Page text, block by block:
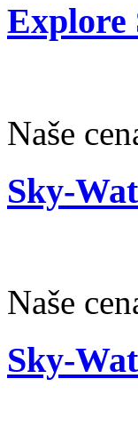
Explore
Naše
Sky-
Naše
Sky-